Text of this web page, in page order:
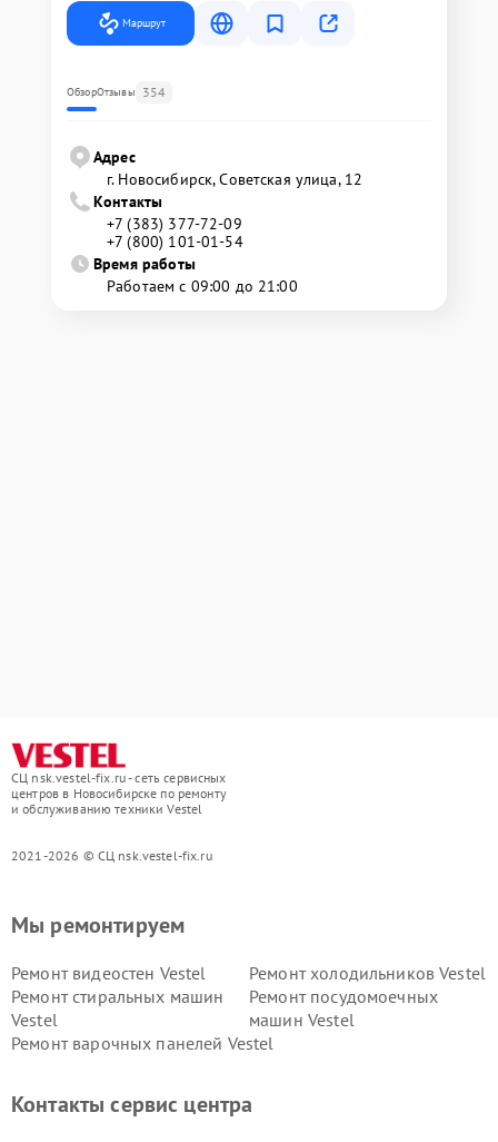
Маршрут
ОбзорОтзывы 354
Адрес
г. Новосибирск, Советская улица, 12
Контакты
+7 (383) 377-72-09
+7 (800) 101-01-54
Время работы
Работаем с 09:00 до 21:00
СЦ nsk.vestel-fix.ru - сеть сервисных
центров в Новосибирске по ремонту
и обслуживанию техники Vestel
2021-2026 © СЦ nsk.vestel-fix.ru
Мы ремонтируем
Ремонт видеостен Vestel
Ремонт холодильников Vestel
Ремонт стиральных машин
Vestel
Ремонт посудомоечных
машин Vestel
Ремонт варочных панелей Vestel
Контакты сервис центра